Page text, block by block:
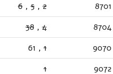
8701
2
,
5
,
6
8704
4
,
38
9070
1
,
61
9072
1